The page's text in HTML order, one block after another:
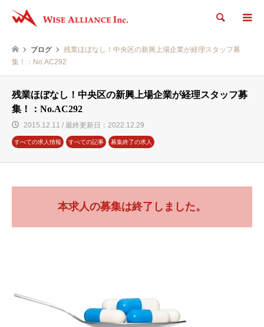
検索
ブログ
残業ほぼなし！中央区の新興上場企業が経理スタッフ募
集！：No.AC292
残業ほぼなし！中央区の新興上場企業が経理スタッフ募
集！：No.AC292
2015.12.11 / 最終更新日：2022.12.29
すべての求人情報 すべての記事 募集終了の求人
本求人の募集は終了しました。